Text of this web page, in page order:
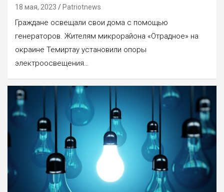
18 мая, 2023 Patriotnews
Граждане освещали свои дома с помощью
генераторов. Жителям микрорайона «Отрадное» на
окраине Темиртау установили опоры
электроосвещения…